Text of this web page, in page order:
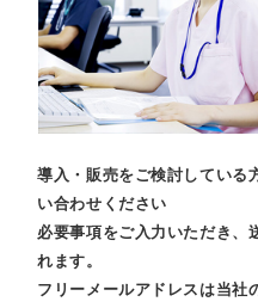
導入・販売をご検討している
い合わせください
必要事項をご入力いただき、
れます。
フリーメールアドレスは当社